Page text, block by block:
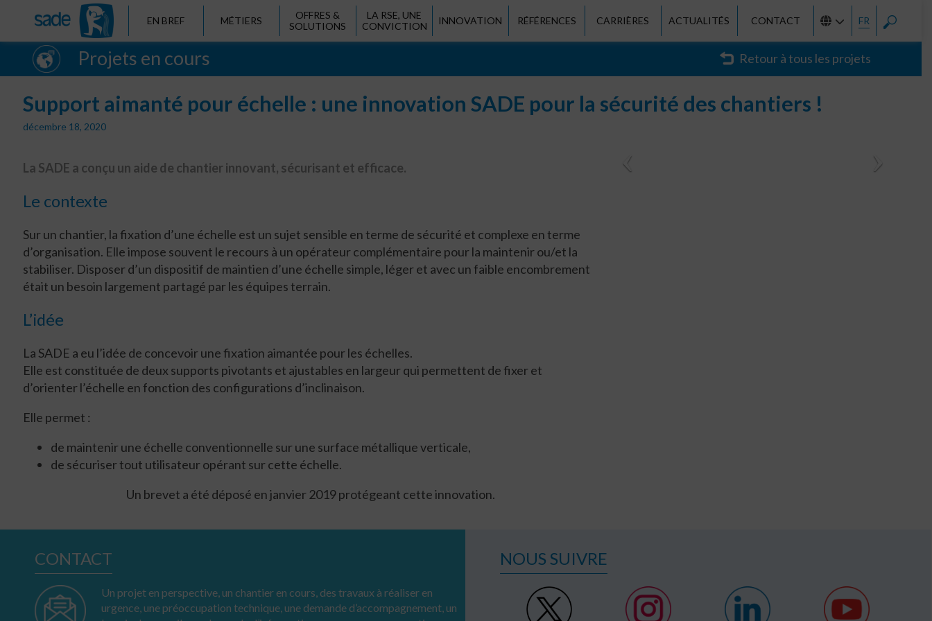
EN BREF MÉTIERS
OFFRES &
SOLUTIONS
LA RSE, UNE
CONVICTION
INNOVATION RÉFÉRENCES CARRIÈRES ACTUALITÉS CONTACT FR
Projets en cours Retour à tous les projets
Support aimanté pour échelle : une innovation SADE pour la sécurité des chantiers !
décembre 18, 2020
La SADE a conçu un aide de chantier innovant, sécurisant et efficace.
Le contexte
Sur un chantier, la fixation d’une échelle est un sujet sensible en terme de sécurité et complexe en terme
d’organisation. Elle impose souvent le recours à un opérateur complémentaire pour la maintenir ou/et la
stabiliser. Disposer d’un dispositif de maintien d’une échelle simple, léger et avec un faible encombrement
était un besoin largement partagé par les équipes terrain.
L’idée
La SADE a eu l’idée de concevoir une fixation aimantée pour les échelles.
Elle est constituée de deux supports pivotants et ajustables en largeur qui permettent de fixer et
d’orienter l’échelle en fonction des configurations d’inclinaison.
Elle permet :
de maintenir une échelle conventionnelle sur une surface métallique verticale,
de sécuriser tout utilisateur opérant sur cette échelle.
Un brevet a été déposé en janvier 2019 protégeant cette innovation.
CONTACT
Un projet en perspective, un chantier en cours, des travaux à réaliser en
urgence, une préoccupation technique, une demande d’accompagnement, un
NOUS SUIVRE